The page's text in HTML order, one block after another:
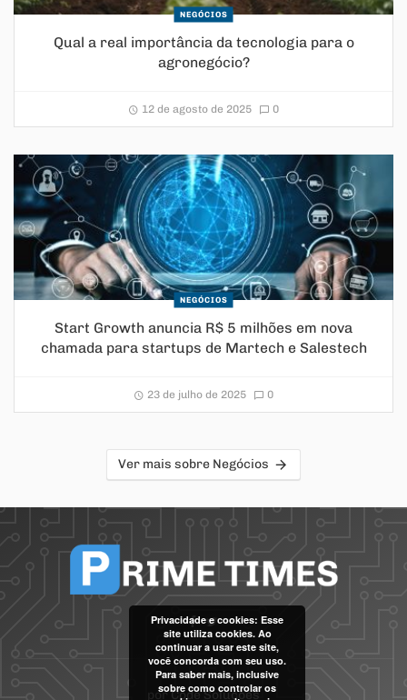
NEGÓCIOS
Qual a real importância da tecnologia para o
agronegócio?
12 de agosto de 2025 0
NEGÓCIOS
Start Growth anuncia R$ 5 milhões em nova
chamada para startups de Martech e Salestech
23 de julho de 2025 0
Ver mais sobre Negócios
porCode Soluções
Privacidade e cookies: Esse
site utiliza cookies. Ao
continuar a usar este site,
você concorda com seu uso.
Para saber mais, inclusive
sobre como controlar os